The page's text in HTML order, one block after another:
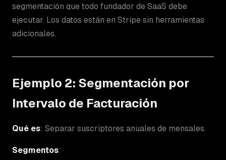
segmentación que todo fundador de SaaS debe
ejecutar. Los datos están en Stripe sin herramientas
adicionales.
Ejemplo 2: Segmentación por
Intervalo de Facturación
Qué es: Separar suscriptores anuales de mensales.
Segmentos: